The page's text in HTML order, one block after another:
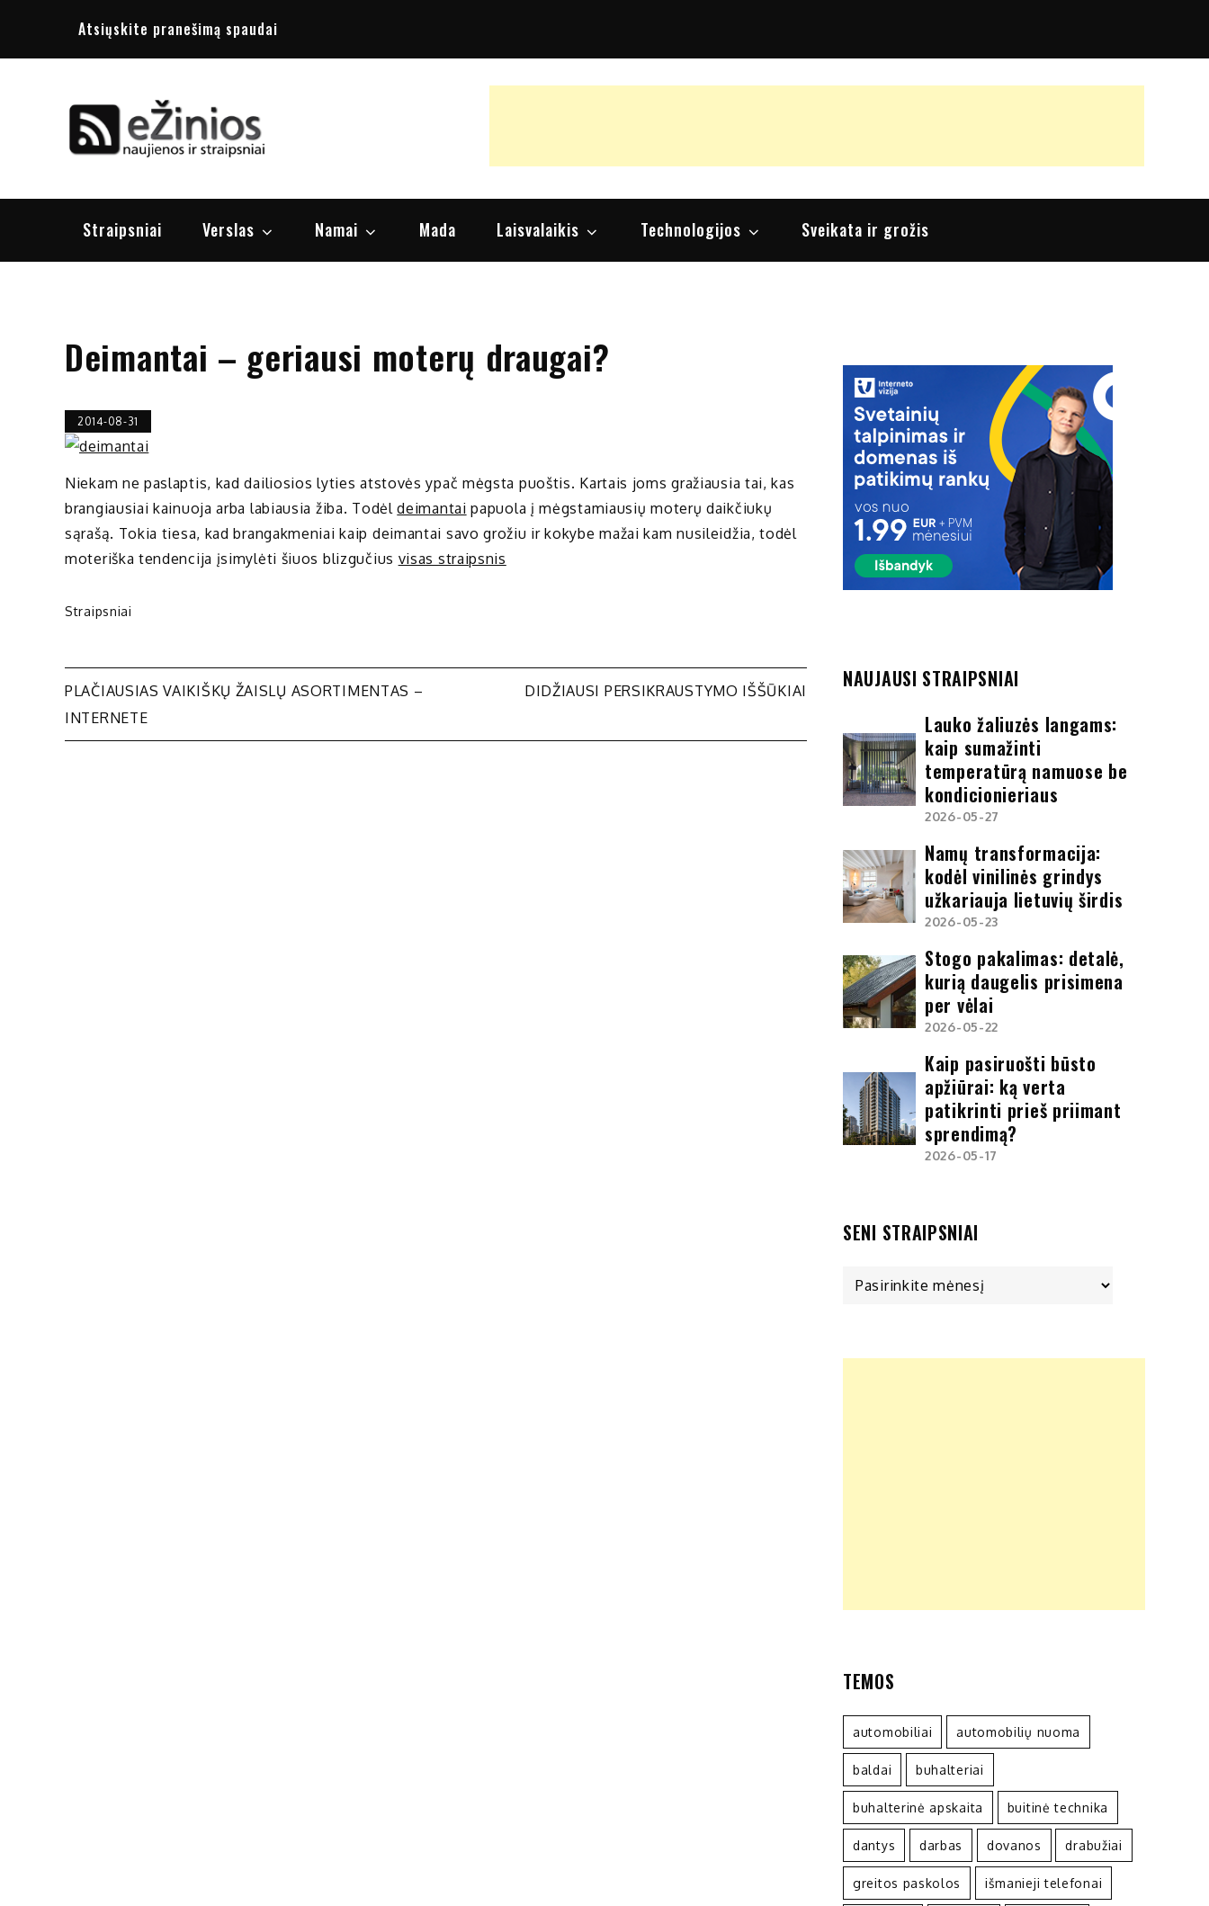
Atsiųskite pranešimą spaudai
Straipsniai Verslas Namai Mada Laisvalaikis Technologijos Sveikata ir grožis
Deimantai – geriausi moterų draugai?
2014-08-31
Niekam ne paslaptis, kad dailiosios lyties atstovės ypač mėgsta puoštis. Kartais joms gražiausia tai, kas
brangiausiai kainuoja arba labiausia žiba. Todėldeimantai papuola į mėgstamiausių moterų daikčiukų
sąrašą. Tokia tiesa, kad brangakmeniai kaip deimantai savo grožiu ir kokybe mažai kam nusileidžia, todėl
moteriška tendencija įsimylėti šiuos blizgučius visas straipsnis
Straipsniai
Navigacija
tarp
PLAČIAUSIAS VAIKIŠKŲ ŽAISLŲ ASORTIMENTAS –
INTERNETE
DIDŽIAUSI PERSIKRAUSTYMO IŠŠŪKIAI
NAUJAUSI STRAIPSNIAI
Lauko žaliuzės langams:
kaip sumažinti
temperatūrą namuose be
kondicionieriaus
2026-05-27
Namų transformacija:
kodėl vinilinės grindys
užkariauja lietuvių širdis
2026-05-23
Stogo pakalimas: detalė,
kurią daugelis prisimena
per vėlai
2026-05-22
Kaip pasiruošti būsto
apžiūrai: ką verta
patikrinti prieš priimant
sprendimą?
2026-05-17
SENI STRAIPSNIAI
TEMOS
automobiliai automobilių nuoma
baldai buhalteriai
buhalterinė apskaita buitinė technika
dantys darbas dovanos drabužiai
greitos paskolos išmanieji telefonai